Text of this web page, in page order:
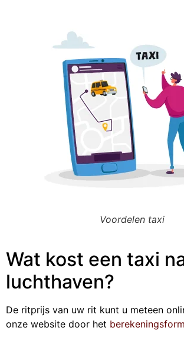
Voordelen taxi
Wat kost een taxi
luchthaven?
De ritprijs van uw rit kunt u meteen
onze website door het